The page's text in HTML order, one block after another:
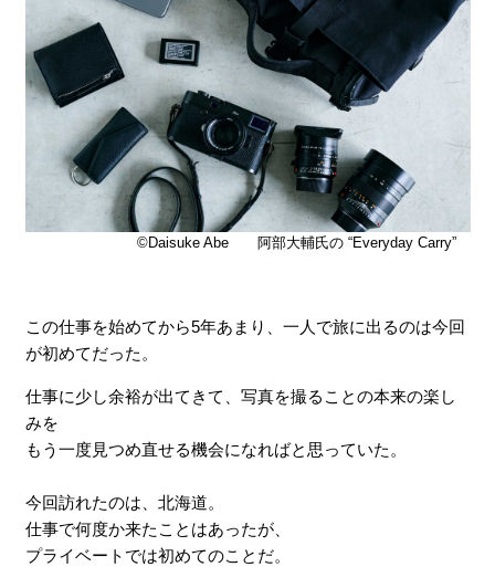
©Daisuke Abe 阿部大輔氏の “Everyday Carry”
この仕事を始めてから5年あまり、一人で旅に出るのは今回
が初めてだった。
仕事に少し余裕が出てきて、写真を撮ることの本来の楽し
みを
もう一度見つめ直せる機会になればと思っていた。
今回訪れたのは、北海道。
仕事で何度か来たことはあったが、
プライベートでは初めてのことだ。